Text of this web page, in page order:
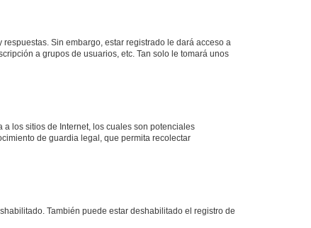
Sin embargo, estar registrado le dará acceso a
a grupos de usuarios, etc. Tan solo le tomará unos
los sitios de Internet, los cuales son potenciales
de guardia legal, que permita recolectar
También puede estar deshabilitado el registro de